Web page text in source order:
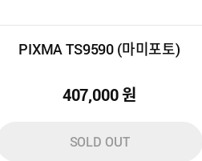
PIXMA TS9590 (마미포토)
407,000원
SOLD OUT